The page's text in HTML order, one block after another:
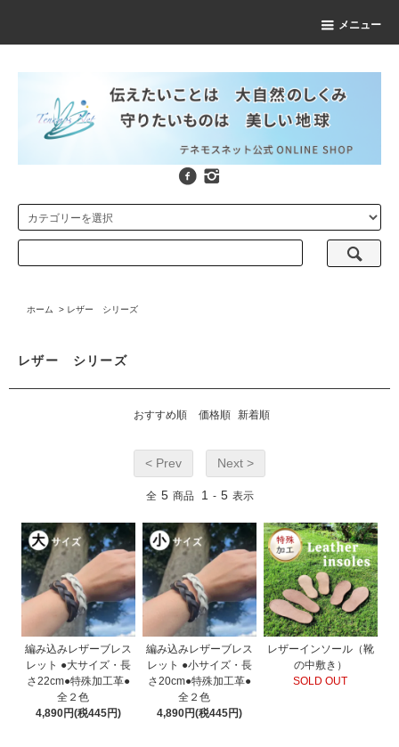
メニュー
ホーム > レザー シリーズ
レザー シリーズ
おすすめ順 価格順 新着順
< Prev Next >
全 5 商品 1 - 5 表示
編み込みレザーブレス
レット ●大サイズ・長
さ22cm●特殊加工革●
全２色
4,890円(税445円)
編み込みレザーブレス
レット ●小サイズ・長
さ20cm●特殊加工革●
全２色
4,890円(税445円)
レザーインソール（靴
の中敷き）
SOLD OUT